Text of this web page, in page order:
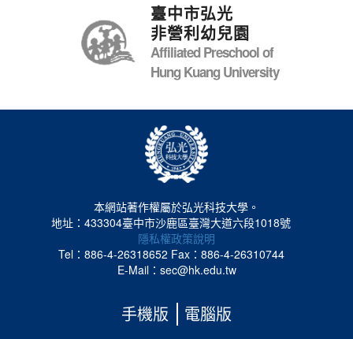
臺中市弘光
非營利幼兒園
Affiliated Preschool of
Hung Kuang University
本網站著作權屬於弘光科技大學。
地址：433304臺中市沙鹿區臺灣大道六段1018號
隱私權政策說明
Tel：886-4-26318652 Fax：886-4-26310744
E-Mail：sec@hk.edu.tw
手機版 電腦版